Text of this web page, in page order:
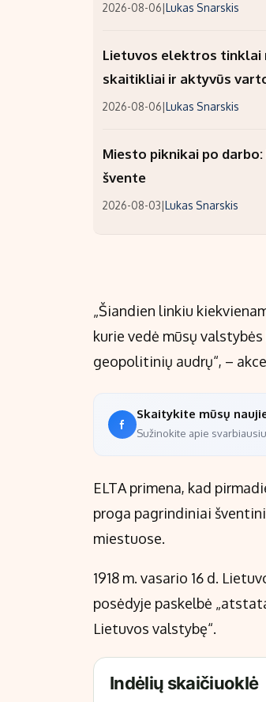
2026-08-06|Lukas Snarskis
Lietuvos elektros tinklai
skaitikliai ir aktyvūs
2026-08-06|Lukas Snarskis
Miesto piknikai po
švente
2026-08-03|Lukas Snarskis
„Šiandien linkiu
kurie vedė mūsų
geopolitinių audrų“, –
Skaitykite mūsų
Sužinokite apie
ELTA primena, kad
proga pagrindiniai
miestuose.
1918 m. vasario 16 d.
posėdyje paskelbė
Lietuvos valstybę“.